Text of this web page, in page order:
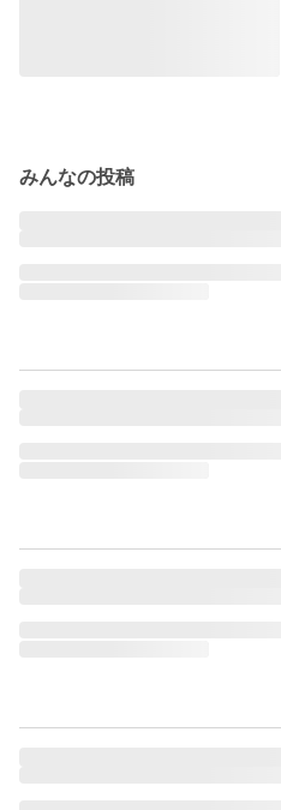
みんなの投稿